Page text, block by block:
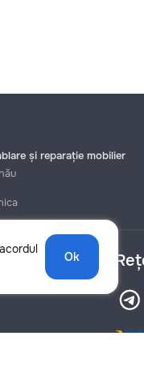
Ok
și reparație mobilier